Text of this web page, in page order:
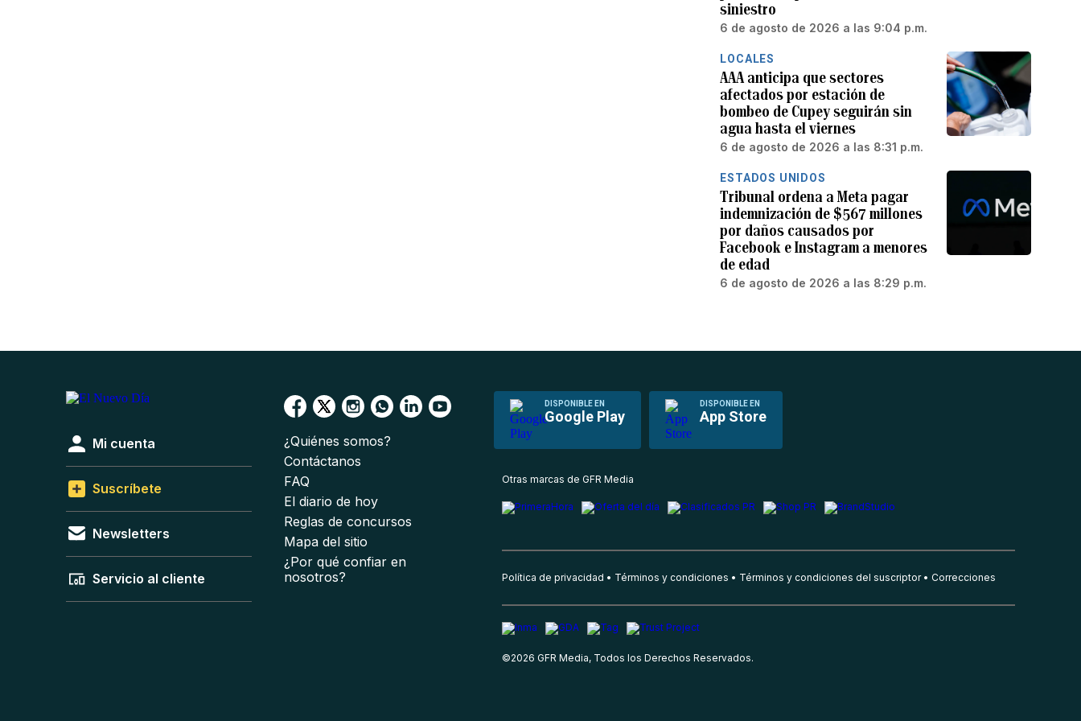
siniestro
6 de agosto de 2026 a las 9:04 p.m.
LOCALES
AAA anticipa que sectores
afectados por estación de
bombeo de Cupey seguirán sin
agua hasta el viernes
6 de agosto de 2026 a las 8:31 p.m.
ESTADOS UNIDOS
Tribunal ordena a Meta pagar
indemnización de $567 millones
por daños causados por
Facebook e Instagram a menores
de edad
6 de agosto de 2026 a las 8:29 p.m.
DISPONIBLE EN
Google Play
DISPONIBLE EN
App Store
Mi cuenta
Suscríbete
Newsletters
Servicio al cliente
¿Quiénes somos?
Contáctanos
FAQ
El diario de hoy
Reglas de concursos
Mapa del sitio
¿Por qué confiar en
nosotros?
Otras marcas de GFR Media
Política de privacidad Términos y condiciones Términos y condiciones del suscriptor Correcciones
©2026 GFR Media, Todos los Derechos Reservados.